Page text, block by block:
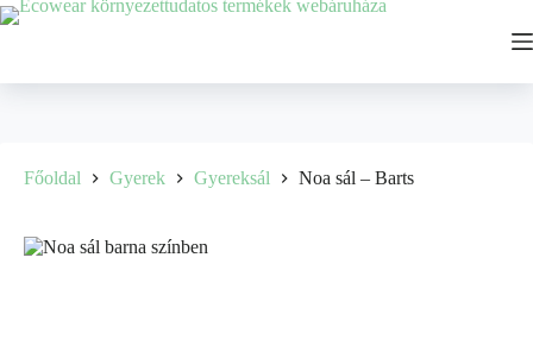
Főoldal Gyerek Gyereksál Noa sál – Barts